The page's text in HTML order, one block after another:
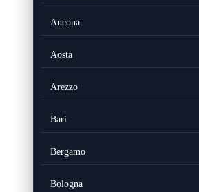
Ancona
Aosta
Arezzo
Bari
Bergamo
Bologna